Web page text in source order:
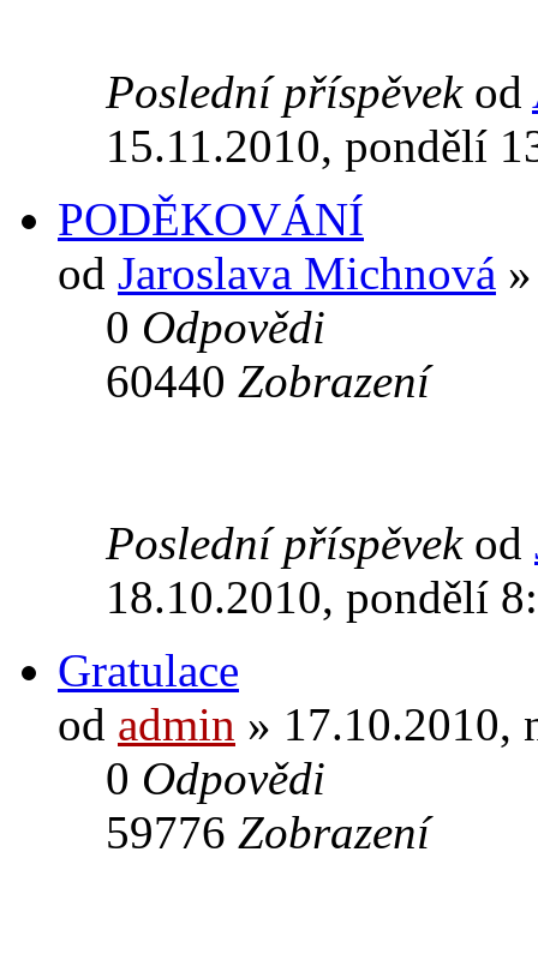
Poslední příspěvek od
15.11.2010, pondělí
PODĚKOVÁNÍ
od Jaroslava Michnová
0 Odpovědi
60440 Zobrazení
Poslední příspěvek od
18.10.2010, pondělí
Gratulace
od admin » 17.10.2010,
0 Odpovědi
59776 Zobrazení